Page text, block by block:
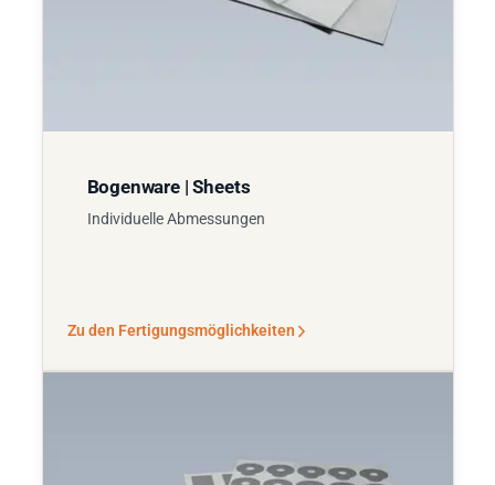
Bogenware | Sheets
Individuelle Abmessungen
Zu den Fertigungsmöglichkeiten